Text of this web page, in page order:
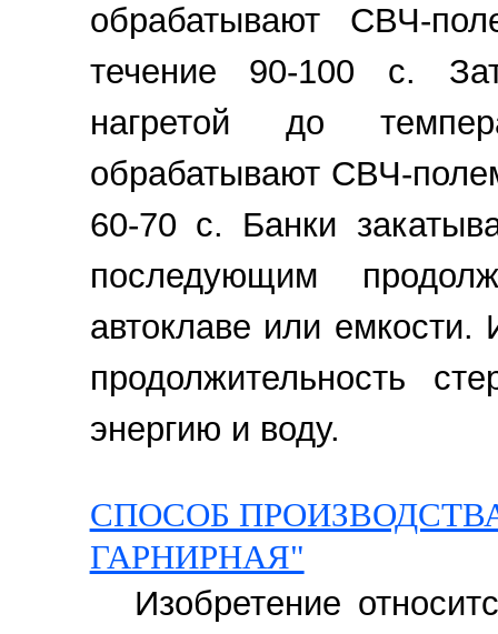
обрабатывают СВЧ-
течение 90-100 с.
нагретой до
обрабатывают СВЧ-
60-70 с. Банки
последующим
автоклаве или емкости.
продолжительность
энергию и воду.
СПОСОБ
ГАРНИРНАЯ"
Изобретение